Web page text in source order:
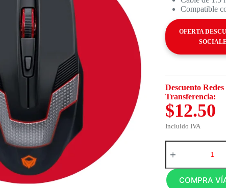
Compatible
OFERTA
Descuento
Transferencia:
$12.50
Incluido IVA
COMPRA